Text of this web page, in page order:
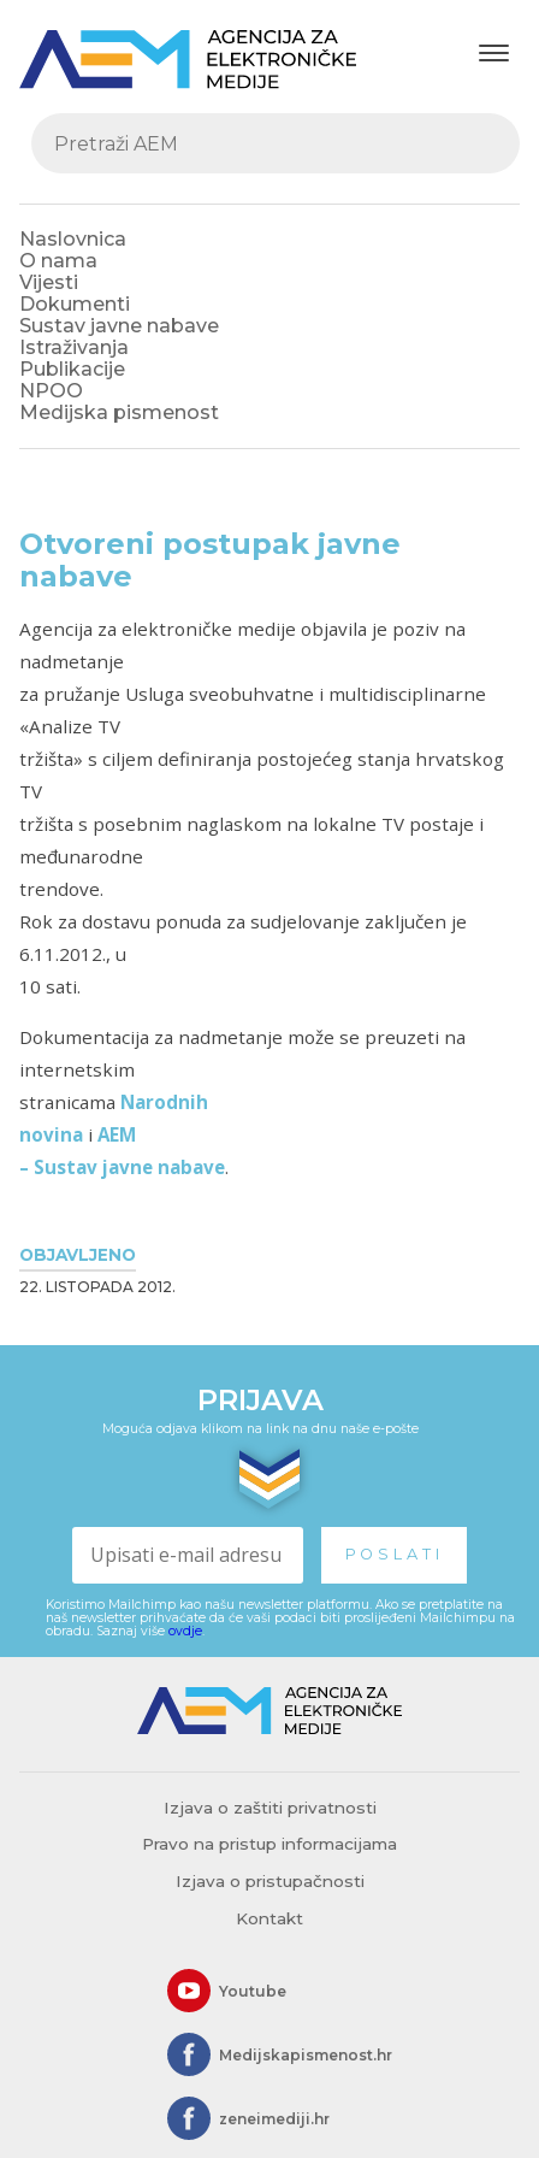
Naslovnica
O nama
Vijesti
Dokumenti
Sustav javne nabave
Istraživanja
Publikacije
NPOO
Medijska pismenost
OBJAVLJENO
22. LISTOPADA 2012.
Otvoreni postupak javne
nabave
Agencija za elektroničke medije objavila je poziv na
nadmetanje
za pružanje Usluga sveobuhvatne i multidisciplinarne
«Analize TV
tržišta» s ciljem definiranja postojećeg stanja hrvatskog
TV
tržišta s posebnim naglaskom na lokalne TV postaje i
međunarodne
trendove.
Rok za dostavu ponuda za sudjelovanje zaključen je
6.11.2012., u
10 sati.
Dokumentacija za nadmetanje može se preuzeti na
internetskim
stranicama Narodnih
novina i AEM
– Sustav javne nabave.
PRIJAVA
Moguća odjava klikom na link na dnu naše e-pošte
Koristimo Mailchimp kao našu newsletter platformu. Ako se pretplatite na
naš newsletter prihvaćate da će vaši podaci biti proslijeđeni Mailchimpu na
obradu. Saznaj više ovdje.
Izjava o zaštiti privatnosti
Pravo na pristup informacijama
Izjava o pristupačnosti
Kontakt
Youtube
Medijskapismenost.hr
zeneimediji.hr